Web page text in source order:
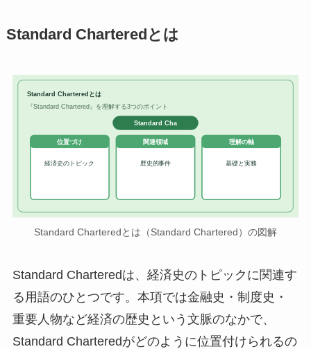
Standard Charteredとは
Standard Charteredとは
『Standard Chartered』を理解する3つのポイント
Standard Cha
位置づけ
経済史のトピック
関連領域
歴史的事件
理解の軸
基礎と実務
Standard Charteredとは（Standard Chartered）の図解
Standard Charteredは、経済史のトピックに関連す
る用語のひとつです。本項では金融史・制度史・
重要人物など経済の歴史という文脈のなかで、
Standard Charteredがどのように位置付けられるの